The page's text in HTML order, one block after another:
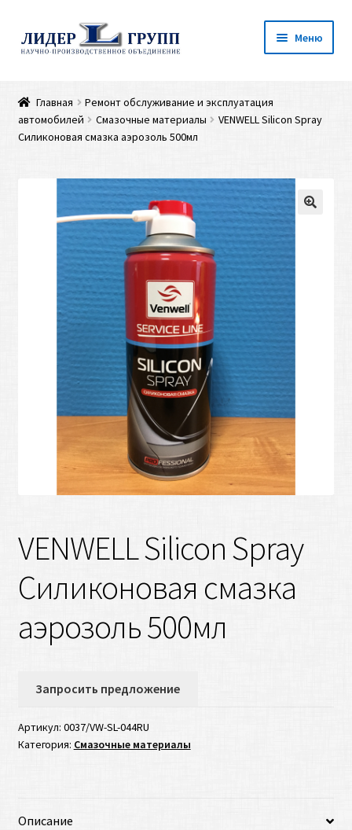
кк
Меню
Каталог
Наши контакты
Личный кабинет
Запросить прайс
Главная
Ремонт обслуживание и эксплуатация
автомобилей
Смазочные материалы
VENWELL Silicon Spray
Силиконовая смазка аэрозоль 500мл
VENWELL Silicon Spray
Силиконовая смазка
аэрозоль 500мл
Запросить предложение
Артикул: 0037/VW-SL-044RU
Категория: Смазочные материалы
Описание